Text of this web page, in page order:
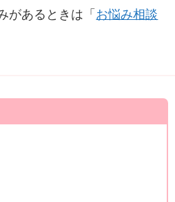
があるときは「 お悩み相談